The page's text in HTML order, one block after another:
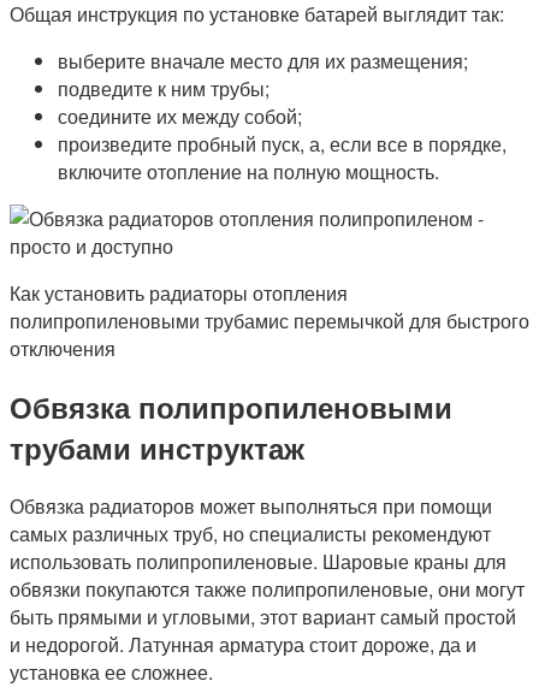
Общая инструкция по установке батарей выглядит так:
выберите вначале место для их размещения;
подведите к ним трубы;
соедините их между собой;
произведите пробный пуск, а, если все в порядке,
включите отопление на полную мощность.
Как установить радиаторы отопления
полипропиленовыми трубамис перемычкой для быстрого
отключения
Обвязка полипропиленовыми
трубами инструктаж
Обвязка радиаторов может выполняться при помощи
самых различных труб, но специалисты рекомендуют
использовать полипропиленовые. Шаровые краны для
обвязки покупаются также полипропиленовые, они могут
быть прямыми и угловыми, этот вариант самый простой
и недорогой. Латунная арматура стоит дороже, да и
установка ее сложнее.